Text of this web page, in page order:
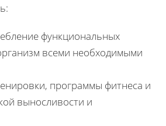
функциональных
всеми необходимыми
программы фитнеса и
выносливости и